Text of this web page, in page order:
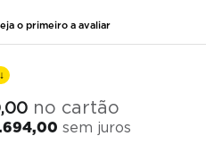
o primeiro a avaliar
↓
,00 no cartão
694,00 sem juros